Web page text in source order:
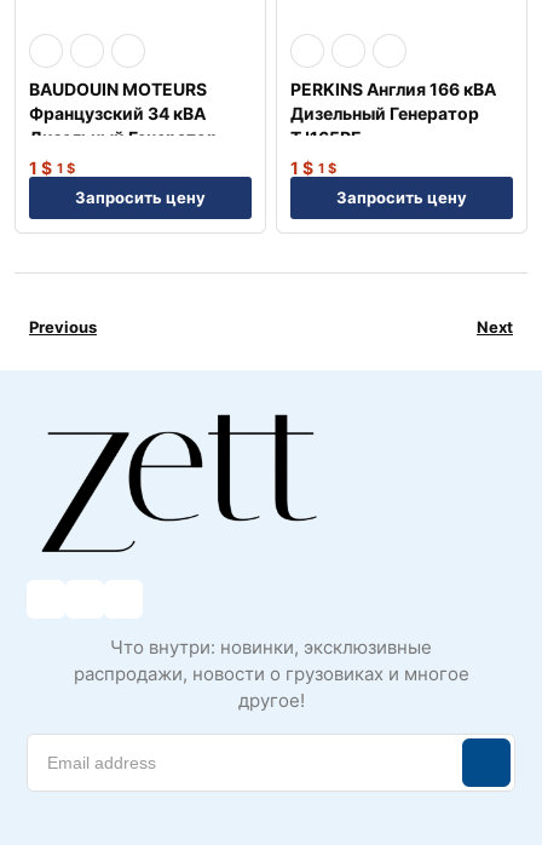
BAUDOUIN MOTEURS
Французский 34 кВА
Дизельный Генератор
TJ35BD
1 $ 1 $
Запросить цену
PERKINS Англия 166 кВА
Дизельный Генератор
TJ165PE
1 $ 1 $
Запросить цену
Previous Next
Что внутри: новинки, эксклюзивные
распродажи, новости о грузовиках и многое
другое!